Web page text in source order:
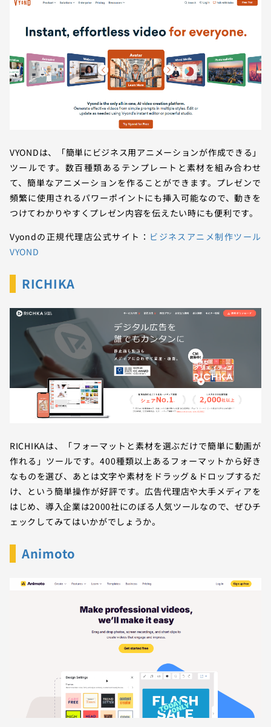
VYONDは、「簡単にビジネス用アニメーションが作成できる」
ツールです。数百種類あるテンプレートと素材を組み合わせ
て、簡単なアニメーションを作ることができます。プレゼンで
頻繁に使用されるパワーポイントにも挿入可能なので、動きを
つけてわかりやすくプレゼン内容を伝えたい時にも便利です。
Vyondの正規代理店公式サイト： ビジネスアニメ制作ツール
VYOND
RICHIKA
RICHIKAは、「フォーマットと素材を選ぶだけで簡単に動画が
作れる」ツールです。400種類以上あるフォーマットから好き
なものを選び、あとは文字や素材をドラッグ＆ドロップするだ
け、という簡単操作が好評です。広告代理店や大手メディアを
はじめ、導入企業は2000社にのぼる人気ツールなので、ぜひチ
ェックしてみてはいかがでしょうか。
Animoto